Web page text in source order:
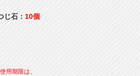
じ石： 10個
用期限は、